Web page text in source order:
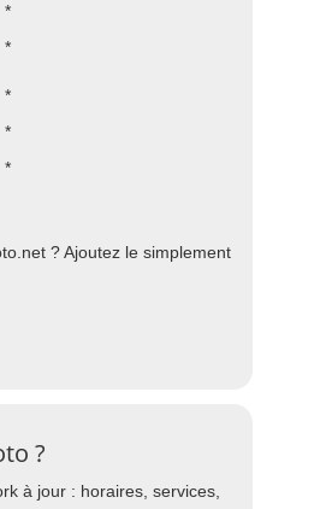
*
*
*
*
*
? Ajoutez le simplement
?
à jour : horaires, services,